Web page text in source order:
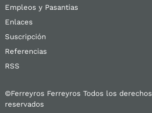
Empleos y Pasantias
Enlaces
Suscripción
Referencias
RSS
©Ferreyros Ferreyros Todos los derechos
reservados